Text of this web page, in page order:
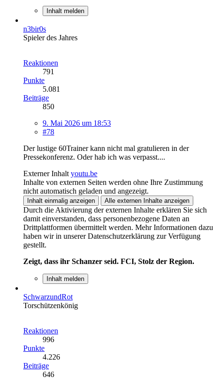
Inhalt melden
n3bir0s
Spieler des Jahres
Reaktionen
791
Punkte
5.081
Beiträge
850
9. Mai 2026 um 18:53
#78
Der lustige 60Trainer kann nicht mal gratulieren in der
Pressekonferenz. Oder hab ich was verpasst....
Externer Inhalt youtu.be
Inhalte von externen Seiten werden ohne Ihre Zustimmung
nicht automatisch geladen und angezeigt.
Inhalt einmalig anzeigen Alle externen Inhalte anzeigen
Durch die Aktivierung der externen Inhalte erklären Sie sich
damit einverstanden, dass personenbezogene Daten an
Drittplattformen übermittelt werden. Mehr Informationen dazu
haben wir in unserer Datenschutzerklärung zur Verfügung
gestellt.
Zeigt, dass ihr Schanzer seid. FCI, Stolz der Region.
Inhalt melden
SchwarzundRot
Torschützenkönig
Reaktionen
996
Punkte
4.226
Beiträge
646